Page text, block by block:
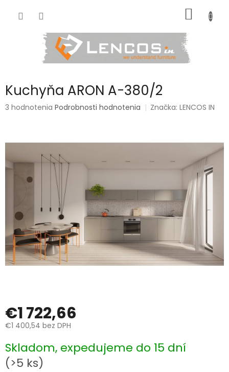
KOŠÍK
Kuchyňa ARON A-380/2
Priemerné
4,7
5
hviezdičiek.
3 hodnotenia Podrobnosti hodnotenia Značka:LENCOS IN
€1 722,66
€1 400,54 bez DPH
cena:
Skladom, expedujeme do 15 dní
(>5 ks)